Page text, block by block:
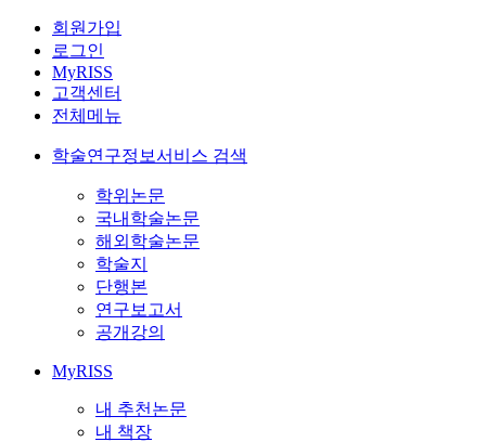
회원가입
로그인
MyRISS
고객센터
전체메뉴
학술연구정보서비스 검색
학위논문
국내학술논문
해외학술논문
학술지
단행본
연구보고서
공개강의
MyRISS
내 추천논문
내 책장